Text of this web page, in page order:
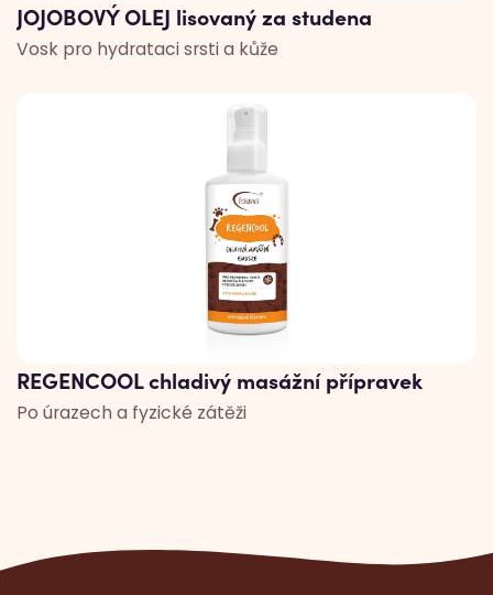
JOJOBOVÝ OLEJ lisovaný za studena
Vosk pro hydrataci srsti a kůže
REGENCOOL chladivý masážní přípravek
Po úrazech a fyzické zátěži